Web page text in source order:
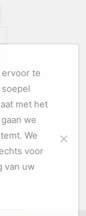
te
met het
we
We
voor
van uw